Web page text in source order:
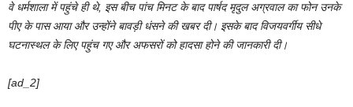
वे धर्मशाला में पहुंचे ही थे, इस बीच पांच मिनट के बाद पार्षद मृदुल अग्रवाल का फोन उनके
पीए के पास आया और उन्होंने बावड़ी धंसने की खबर दी। इसके बाद विजयवर्गीय सीधे
घटनास्थल के लिए पहुंच गए और अफसरों को हादसा होने की जानकारी दी।
[ad_2]